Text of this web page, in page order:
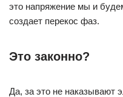
это напряжение мы и
создает перекос фаз.
Это законно?
Да, за это не наказывают